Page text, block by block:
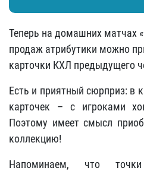
Теперь на домашних матчах
продаж атрибутики можно
карточки КХЛ предыдущего
Есть и приятный сюрприз: в
карточек – с игроками
Поэтому имеет смысл
коллекцию!
Напоминаем, что